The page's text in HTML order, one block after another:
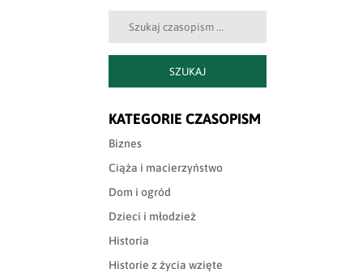
Szukaj:
SZUKAJ
KATEGORIE CZASOPISM
Biznes
Ciąża i macierzyństwo
Dom i ogród
Dzieci i młodzież
Historia
Historie z życia wzięte